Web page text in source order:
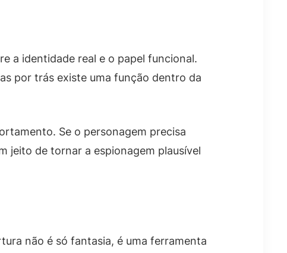
a identidade real e o papel funcional.
por trás existe uma função dentro da
Se o personagem precisa
jeito de tornar a espionagem plausível
não é só fantasia, é uma ferramenta